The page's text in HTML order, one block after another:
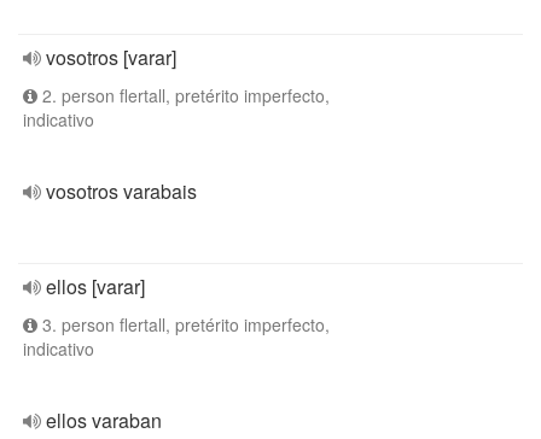
vosotros [varar]
2. person flertall, pretérito imperfecto,
indicativo
vosotros varabais
ellos [varar]
3. person flertall, pretérito imperfecto,
indicativo
ellos varaban